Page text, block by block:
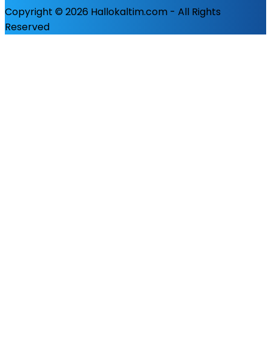
Copyright © 2026 Hallokaltim.com - All Rights
Reserved